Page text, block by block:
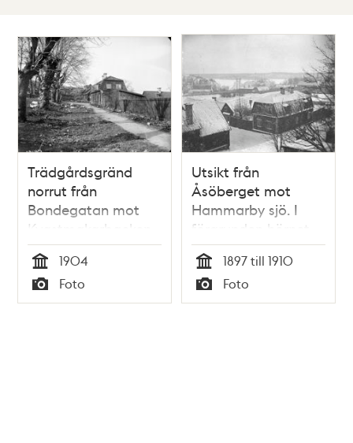
Lista
Karta
träffar
Trädgårdsgränd
norrut från
Bondegatan mot
Kvastmakarbacken.
Huset har adressen
Kvastmakarbacken
3. I fonden anas
Kvastmakargatan 8
Tid
1904
Typ
Foto
Utsikt från
Åsöberget mot
Hammarby sjö. I
förgrunden hörnet
Kvastmakarbacken -
Trädgårdsgränd
Tid
1897 till 1910
Typ
Foto